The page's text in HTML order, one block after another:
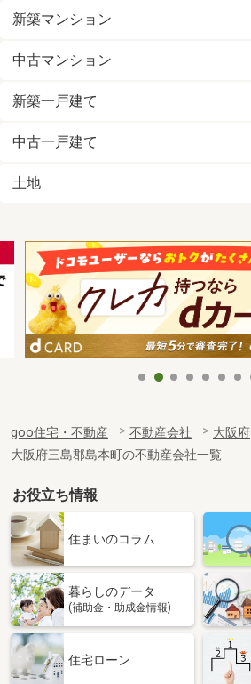
新築マンション
中古マンション
新築一戸建て
中古一戸建て
土地
goo住宅・不動産 不動産会社 大阪府
大阪府三島郡島本町の不動産会社一覧
お役立ち情報
住まいのコラム
暮らしのデータ
(補助金・助成金情報)
住宅ローン